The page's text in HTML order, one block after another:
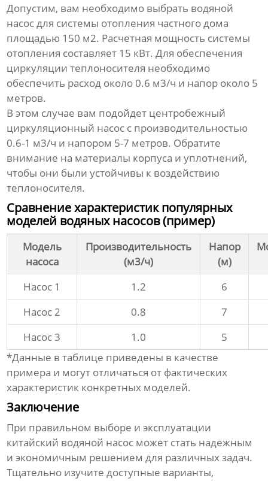
Допустим, вам необходимо выбрать водяной
насосдля системы отопления частного дома
площадью 150 м2. Расчетная мощность системы
отопления составляет 15 кВт. Для обеспечения
циркуляции теплоносителя необходимо
обеспечить расход около 0.6 м3/ч и напор около 5
метров.
В этом случае вам подойдет центробежный
циркуляционный насос с производительностью
0.6-1 м3/ч и напором 5-7 метров. Обратите
внимание на материалы корпуса и уплотнений,
чтобы они были устойчивы к воздействию
теплоносителя.
Сравнение характеристик популярных
моделей водяных насосов (пример)
Модель
насоса
Производительность
(м3/ч)
Напор
(м)
Насос 1 1.2
6
Насос 2
0.8
7
Насос 3
1.0
5
*Данные в таблице приведены в качестве
примера и могут отличаться от фактических
характеристик конкретных моделей.
Заключение
При правильном выборе и эксплуатации
китайский водяной насос может стать надежным
и экономичным решением для различных задач.
Тщательно изучите доступные варианты,